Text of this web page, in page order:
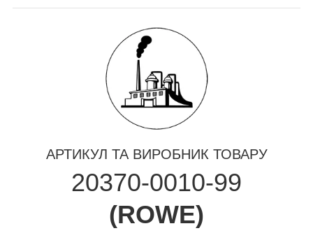
АРТИКУЛ ТА ВИРОБНИК ТОВАРУ
20370-0010-99
(ROWE)